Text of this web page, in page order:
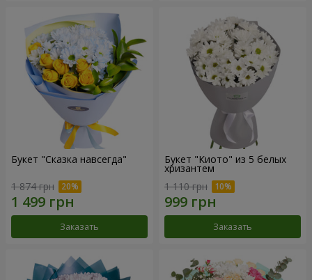
Букет "Сказка навсегда"
1 874 грн
Заказать
Букет "Киото" из 5 белых
хризантем
1 110 грн
Заказать